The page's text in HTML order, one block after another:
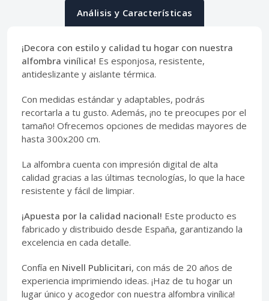
Análisis y Características
¡Decora con estilo y calidad tu hogar con nuestra
alfombra vinílica! Es esponjosa, resistente,
antideslizante y aislante térmica.
Con medidas estándar y adaptables, podrás
recortarla a tu gusto. Además, ¡no te preocupes por el
tamaño! Ofrecemos opciones de medidas mayores de
hasta 300x200 cm.
La alfombra cuenta con impresión digital de alta
calidad gracias a las últimas tecnologías, lo que la hace
resistente y fácil de limpiar.
¡Apuesta por la calidad nacional! Este producto es
fabricado y distribuido desde España, garantizando la
excelencia en cada detalle.
Confía en Nivell Publicitari, con más de 20 años de
experiencia imprimiendo ideas. ¡Haz de tu hogar un
lugar único y acogedor con nuestra alfombra vinílica!